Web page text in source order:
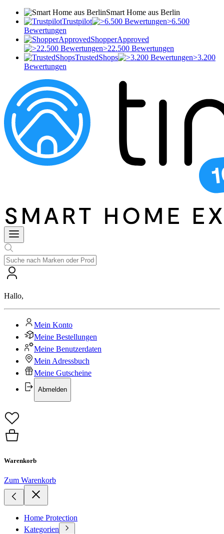
Smart Home aus Berlin
Trustpilot
>6.500
Bewertungen
ShopperApproved
>22.500 Bewertungen
TrustedShops
>3.200
Bewertungen
Hallo,
Mein Konto
Meine Bestellungen
Meine Benutzerdaten
Mein Adressbuch
Meine Gutscheine
Abmelden
Warenkorb
Zum Warenkorb
Home Protection
Kategorien